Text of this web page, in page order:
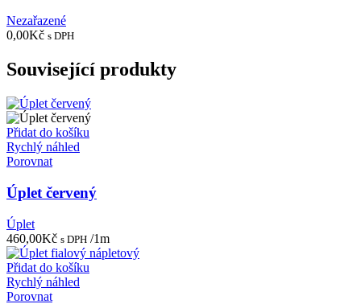
Nezařazené
0,00Kč s DPH
Související produkty
Přidat do košíku
Rychlý náhled
Porovnat
Úplet červený
Úplet
460,00Kč s DPH /1m
Přidat do košíku
Rychlý náhled
Porovnat